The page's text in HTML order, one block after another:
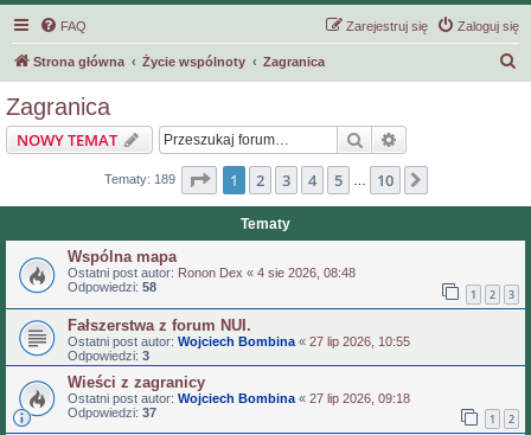
FAQ Zaloguj się
Zarejestruj się
Strona główna Życie wspólnoty Zagranica
Zagranica
NOWY TEMAT Szukaj
Tematy: 189 Strona1 z10
1 2 3 4 5 10
Tematy
Wspólna mapa
Ostatni post autor: Ronon Dex « 4 sie 2026, 08:48
Odpowiedzi: 58 1 2 3
Fałszerstwa z forum NUI.
Ostatni post autor: Wojciech Bombina « 27 lip 2026, 10:55
Odpowiedzi: 3
Wieści z zagranicy
Ostatni post autor: Wojciech Bombina « 27 lip 2026, 09:18
Odpowiedzi: 37 1 2